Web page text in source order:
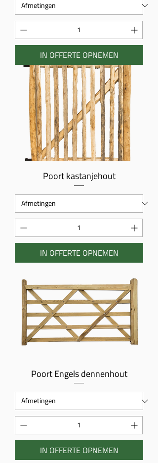
IN OFFERTE OPNEMEN
Poort kastanjehout
IN OFFERTE OPNEMEN
Poort Engels dennenhout
IN OFFERTE OPNEMEN